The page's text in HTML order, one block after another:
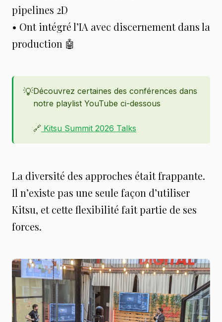
pipelines 2D
• Ont intégré l’IA avec discernement dans la
production 🤖
💡Découvrez certaines des conférences dans
notre playlist YouTube ci-dessous
🔗 Kitsu Summit 2026 Talks
La diversité des approches était frappante.
Il n’existe pas une seule façon d’utiliser
Kitsu, et cette flexibilité fait partie de ses
forces.